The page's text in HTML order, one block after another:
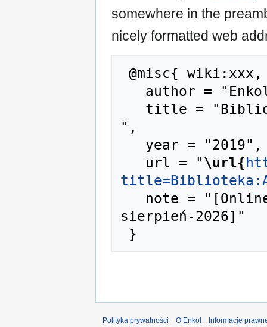
somewhere in the
nicely formatted web
",
   url = "
\url{
title=Biblioteka:A-
sierpień-2026]"
Polityka prywatności O Enkol Informacje